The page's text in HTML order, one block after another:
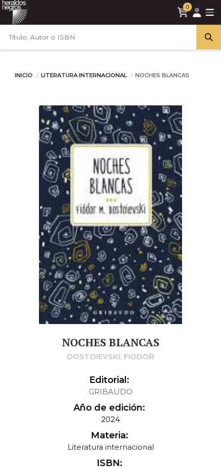
0
INICIO LITERATURA INTERNACIONAL NOCHES BLANCAS
NOCHES BLANCAS
DOSTOIEVSKI, FIODOR
Editorial:
GRIBAUDO
Año de edición:
2024
Materia:
Literatura internacional
ISBN: